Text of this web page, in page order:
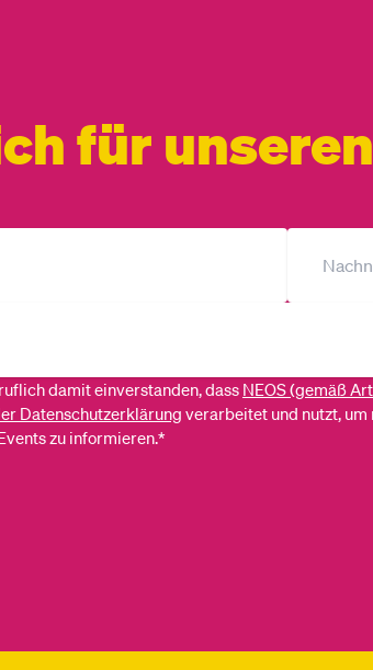
für
damit einverstanden, dass NEOS (gemäß
Datenschutzerklärung verarbeitet und nutzt,
zu informieren.*